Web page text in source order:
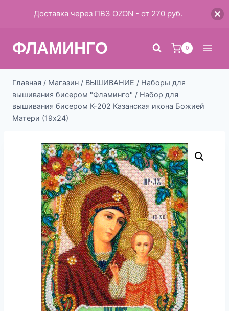
ФЛАМИНГО 0
Главная / Магазин / ВЫШИВАНИЕ / Наборы для
вышивания бисером "Фламинго" / Набор для
вышивания бисером К-202 Казанская икона Божией
Матери (19х24)
Доставка через ПВЗ OZON - от 270 руб.